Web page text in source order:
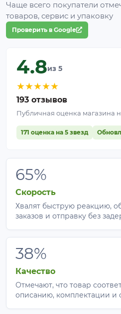
Каркасный метод
плотности 50 г/м²)
аналогично пленке –
пластиковыми
металлическими
способ больше
более низкой плотности.
Уход и хранение
Очистка:
снимите, отряхните или
чистой воде.
Сушка:тщательно
(избегайте прямых
Чаще всего покупатели
товаров, сервис и упаковку
Проверить в Google
4.8из 5
★★★★★
193 отзывов
Публичная оценка магазина
171 оценка на 5 звезд
65%
Скорость
Хвалят быструю реакцию,
заказов и отправку без
38%
Качество
Отмечают, что товар
описанию, комплектации и